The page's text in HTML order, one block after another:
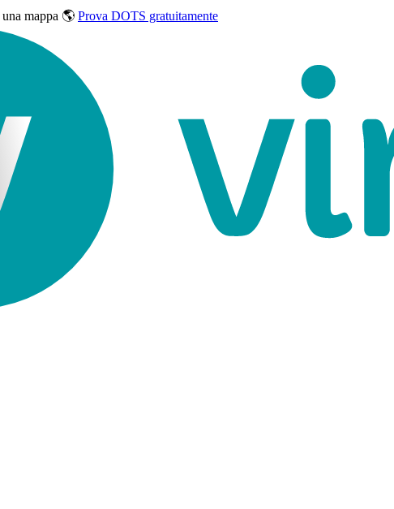
mappa 🌎 Prova DOTS gratuitamente